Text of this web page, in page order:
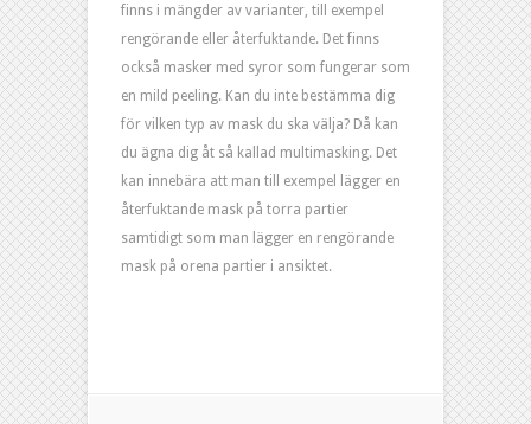
finns i mängder av varianter, till exempel
rengörande eller återfuktande. Det finns
också masker med syror som fungerar som
en mild peeling. Kan du inte bestämma dig
för vilken typ av mask du ska välja? Då kan
du ägna dig åt så kallad multimasking. Det
kan innebära att man till exempel lägger en
återfuktande mask på torra partier
samtidigt som man lägger en rengörande
mask på orena partier i ansiktet.